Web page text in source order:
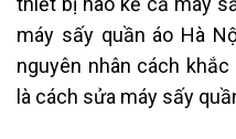
máy sấy quần áo Hà
nguyên nhân cách
là cách sửa máy sấy